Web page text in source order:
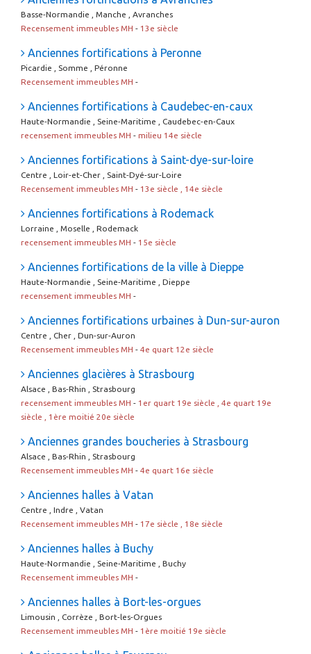
Basse-Normandie , Manche , Avranches
Recensement immeubles MH - 13e siècle
Anciennes fortifications à Peronne
Picardie , Somme , Péronne
Recensement immeubles MH -
Anciennes fortifications à Caudebec-en-caux
Haute-Normandie , Seine-Maritime , Caudebec-en-Caux
recensement immeubles MH - milieu 14e siècle
Anciennes fortifications à Saint-dye-sur-loire
Centre , Loir-et-Cher , Saint-Dyé-sur-Loire
Recensement immeubles MH - 13e siècle , 14e siècle
Anciennes fortifications à Rodemack
Lorraine , Moselle , Rodemack
recensement immeubles MH - 15e siècle
Anciennes fortifications de la ville à Dieppe
Haute-Normandie , Seine-Maritime , Dieppe
recensement immeubles MH -
Anciennes fortifications urbaines à Dun-sur-auron
Centre , Cher , Dun-sur-Auron
Recensement immeubles MH - 4e quart 12e siècle
Anciennes glacières à Strasbourg
Alsace , Bas-Rhin , Strasbourg
recensement immeubles MH - 1er quart 19e siècle , 4e quart 19e
siècle , 1ère moitié 20e siècle
Anciennes grandes boucheries à Strasbourg
Alsace , Bas-Rhin , Strasbourg
Recensement immeubles MH - 4e quart 16e siècle
Anciennes halles à Vatan
Centre , Indre , Vatan
Recensement immeubles MH - 17e siècle , 18e siècle
Anciennes halles à Buchy
Haute-Normandie , Seine-Maritime , Buchy
Recensement immeubles MH -
Anciennes halles à Bort-les-orgues
Limousin , Corrèze , Bort-les-Orgues
Recensement immeubles MH - 1ère moitié 19e siècle